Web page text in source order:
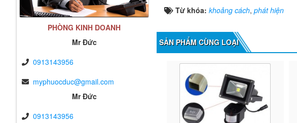
Từ khóa:khoảng cách,phát hiện
SẢN PHẨM CÙNG LOẠI
PHÒNG KINH DOANH
Mr Đức
0913143956
myphuocduc@gmail.com
Mr Đức
0913143956